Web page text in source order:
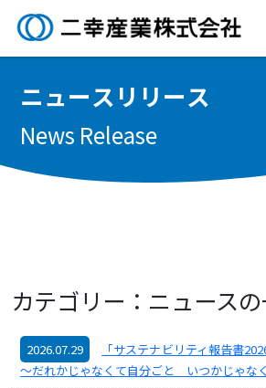
ニュースリ リース
News Release
カテゴリー：ニュース
2026.07.29
「サステナビリティ報告書
～だれかじゃなくて自分ごと いつかじゃな